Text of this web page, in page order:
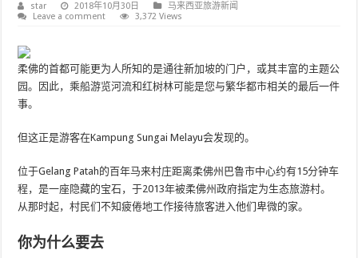
star 2018年10月30日
马来西亚旅游新闻
Leave a comment
3,372 Views
柔佛的首都可能更为人所知的是通往新加坡的门户，或其丰富的主题公
园。因此，乘船游览河流和红树林可能是您与繁华都市相关的最后一件
事。
但这正是游客在Kampung Sungai Melayu会发现的。
位于Gelang Patah的百年马来村庄距离柔佛州巴鲁市中心约有15分钟车
程，是一座隐藏的宝石，于2013年被柔佛州政府指定为生态旅游村。
从那时起，村民们不知疲倦地工作接待旅客进入他们卑微的家。
你为什么要去